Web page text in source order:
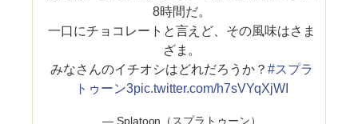
8時間だ。
一口にチョコレートと言えど、その風味はさま
ざま。
みなさんのイチオシはどれだろうか？ #スプラ
トゥーン3pic.twitter.com/h7sVYqXjWI
— Splatoon（スプラトゥーン）